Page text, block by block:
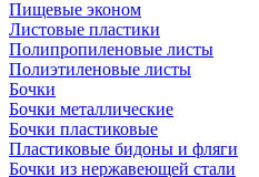
Пищевые эконом
Листовые пластики
Полипропиленовые листы
Полиэтиленовые листы
Бочки
Бочки металлические
Бочки пластиковые
Пластиковые бидоны и фляги
Бочки из нержавеющей стали